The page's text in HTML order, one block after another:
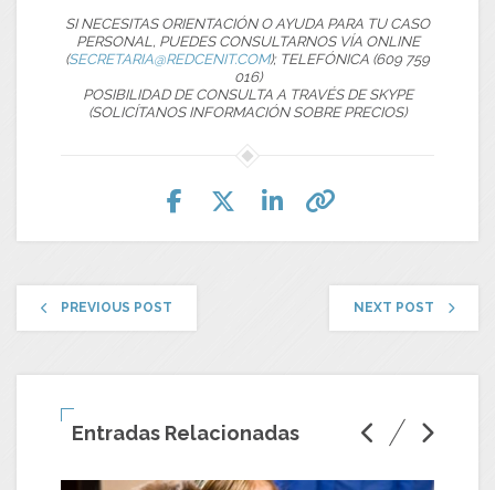
SI NECESITAS ORIENTACIÓN O AYUDA PARA TU CASO
PERSONAL, PUEDES CONSULTARNOS VÍA ONLINE
(SECRETARIA@REDCENIT.COM); TELEFÓNICA (609 759
016)
POSIBILIDAD DE CONSULTA A TRAVÉS DE SKYPE
(SOLICÍTANOS INFORMACIÓN SOBRE PRECIOS)
PREVIOUS POST NEXT POST
Entradas Relacionadas